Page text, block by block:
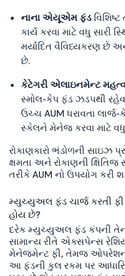
નાના એયૂએમ ફંડ
કાર્ય કરવા માટે વધુ સારી
મર્યાદિત વૈવિધ્યકરણ છે
છે.
કેટેગરી એલાઇનમેન્ટ
સ્મોલ-કેપ ફંડ ઝડપથી
ઉચ્ચ AUM ધરાવતા લાર્જ-
સ્કેલને મેનેજ કરવા માટે
રોકાણકારો ભંડોળની સાઇઝ
ક્ષમતા અને રોકાણની
તરીકે AUM નો ઉપયોગ કરી
મ્યુચ્યુઅલ ફંડ ચાર્જ કરતી
હોય છે?
દરેક મ્યુચ્યુઅલ ફંડ કંપની
સામાન્ય રીતે એક્સપેન્સ
મેનેજમેન્ટ ફી, તેમજ ઓપરેશનલ
આ ફંડની કુલ રકમ પર